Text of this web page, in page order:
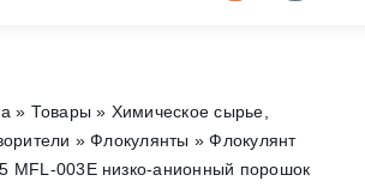
» Товары » Химическое сырье,
»Флокулянты »Флокулянт
MFL-003E низко-анионный порошок